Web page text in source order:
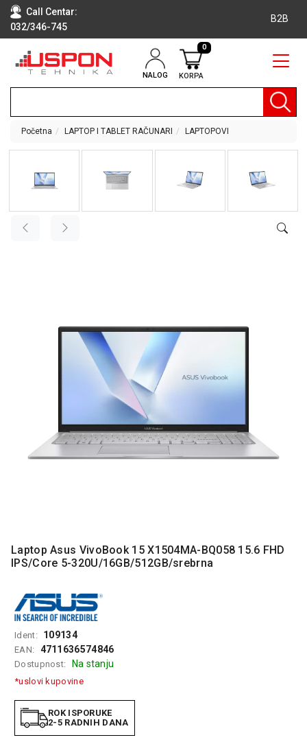
Call Centar:
032/346-745
B2B
NALOG KORPA
0
RAČUNARI
TEHNIKA
OPREMA
AUDIO,
VIDEO
APARATI
RAČUNARSKE
KOMPONENTE
PERIFERIJE
EELEKTRO
ZAŠTITA
SISTEMI
MREŽNA
Početna LAPTOP I TABLET RAČUNARI LAPTOPOVI
Laptop Asus VivoBook 15 X1504MA-BQ058 15.6 FHD
IPS/Core 5-320U/16GB/512GB/srebrna
Ident: 109134
EAN: 4711636574846
Dostupnost: Na stanju
*uslovi kupovine
ROK ISPORUKE
2-5 RADNIH DANA